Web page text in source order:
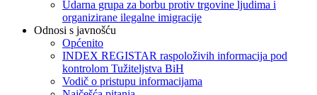
Udarna grupa za borbu protiv trgovine ljudima i
organizirane ilegalne imigracije
Odnosi s javnošću
Općenito
INDEX REGISTAR raspoloživih informacija pod
kontrolom Tužiteljstva BiH
Vodič o pristupu informacijama